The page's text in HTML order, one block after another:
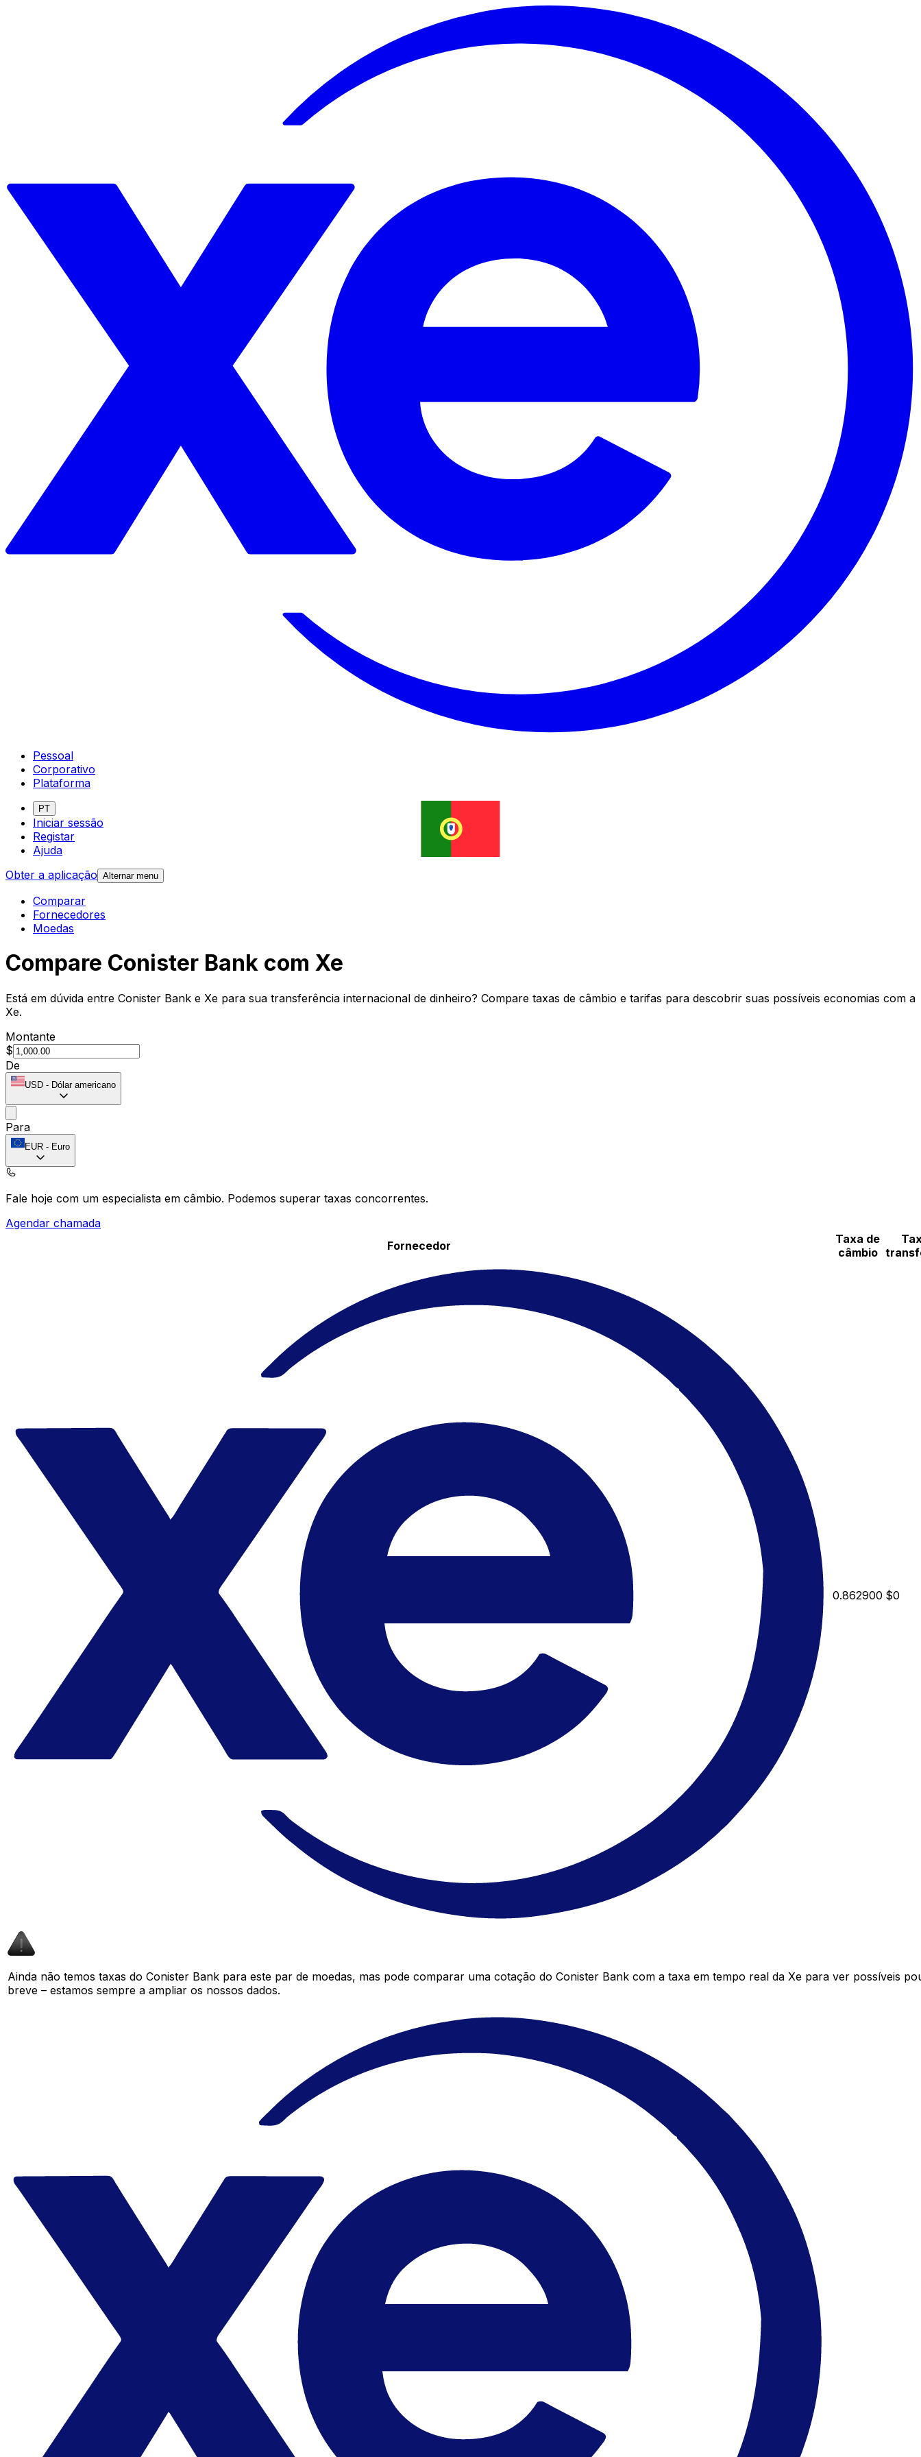
Pessoal
Corporativo
Plataforma
PT
Iniciar sessão
Registar
Ajuda
Obter a aplicação Alternar menu
Comparar
Fornecedores
Moedas
Compare Conister Bank com Xe
Está em dúvida entre Conister Bank e Xe para sua transferência internacional de dinheiro? Compare taxas de câmbio e tarifas para descobrir suas possíveis economias com a
Xe.
Montante
$
De
USD - Dólar americano
Para
EUR - Euro
Fale hoje com um especialista em câmbio. Podemos superar taxas concorrentes.
Agendar chamada
Fornecedor
Taxa de
câmbio
0.862900 $0
Ainda não temos taxas do Conister Bank para este par de moedas, mas pode comparar uma cotação do Conister Bank com a taxa em tempo real da Xe para ver possíveis
breve – estamos sempre a ampliar os nossos dados.